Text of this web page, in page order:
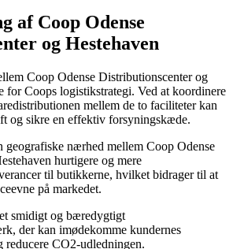
af Coop Odense
og Hestehaven
Coop Odense Distributionscenter og
for Coops logistikstrategi. Ved at koordinere
mellem de to faciliteter kan
og sikre en effektiv forsyningskæde.
geografiske nærhed mellem Coop Odense
hurtigere og mere
til butikkerne, hvilket bidrager til at
på markedet.
smidigt og bæredygtigt
der kan imødekomme kundernes
reducere CO2-udledningen.